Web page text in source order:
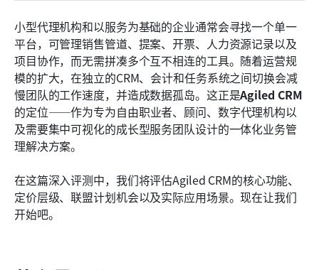
小型代理机构和以服务为基础的企业通常会寻找一个单一
平台，可管理销售管道、提案、开票、人力资源记录以及
项目协作，而无需拼凑多个互不相连的工具。随着运营规
模的扩大，在独立的CRM、会计和任务系统之间切换会减
慢团队的工作速度，并造成数据孤岛。这正是Agiled CRM
的定位——作为专为自由职业者、顾问、数字代理机构以
及需要集中可视化的成长型服务团队设计的一体化业务管
理解决方案。
在这篇深入评测中，我们将评估Agiled CRM的核心功能、
定价层级、联盟计划机会以及实际应用场景。现在让我们
开始吧。
智能替代方案：使用 Lark 管理销售周期的每个阶段
Agiled CRM 与 Lark 的价值比较
结论
常见问题
相关阅读